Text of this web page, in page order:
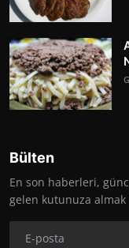
Bülten
En son haberleri,
gelen kutunuza almak